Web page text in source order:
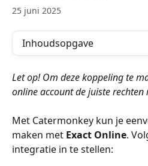
25 juni 2025
Inhoudsopgave
Let op! Om deze koppeling te
online account de juiste rechten
Met Catermonkey kun je
maken met Exact Online.
integratie in te stellen: